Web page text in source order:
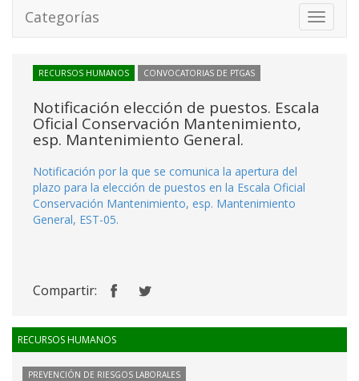
Toggle
Categorías
RECURSOS HUMANOS CONVOCATORIAS DE PTGAS
Notificación elección de puestos. Escala
Oficial Conservación Mantenimiento,
esp. Mantenimiento General.
Notificación por la que se comunica la apertura del
plazo para la elección de puestos en la Escala Oficial
Conservación Mantenimiento, esp. Mantenimiento
General, EST-05.
Compartir:
RECURSOS HUMANOS
PREVENCIÓN DE RIESGOS LABORALES